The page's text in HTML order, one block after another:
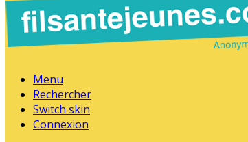
Menu
Rechercher
Switch skin
Connexion